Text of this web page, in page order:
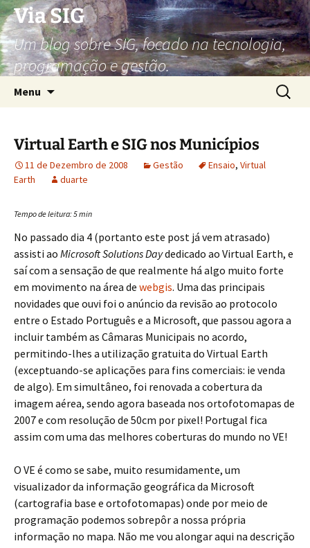
Via SIG
Um blog sobre SIG, focado na tecnologia,
programação e gestão.
Menu
por:
Virtual Earth e SIG nos Municípios
11 de Dezembro de 2008 Gestão Ensaio, Virtual
Earth
duarte
Tempo de leitura:5min
No passado dia 4 (portanto este post já vem atrasado)
assisti ao Microsoft Solutions Daydedicado ao Virtual Earth, e
saí com a sensação de que realmente há algo muito forte
em movimento na área de webgis. Uma das principais
novidades que ouvi foi o anúncio da revisão ao protocolo
entre o Estado Português e a Microsoft, que passou agora a
incluir também as Câmaras Municipais no acordo,
permitindo-lhes a utilização gratuita do Virtual Earth
(exceptuando-se aplicações para fins comerciais: ie venda
de algo). Em simultâneo, foi renovada a cobertura da
imagem aérea, sendo agora baseada nos ortofotomapas de
2007 e com resolução de 50cm por pixel! Portugal fica
assim com uma das melhores coberturas do mundo no VE!
O VE é como se sabe, muito resumidamente, um
visualizador da informação geográfica da Microsoft
(cartografia base e ortofotomapas) onde por meio de
programação podemos sobrepôr a nossa própria
informação no mapa. Não me vou alongar aqui na descrição